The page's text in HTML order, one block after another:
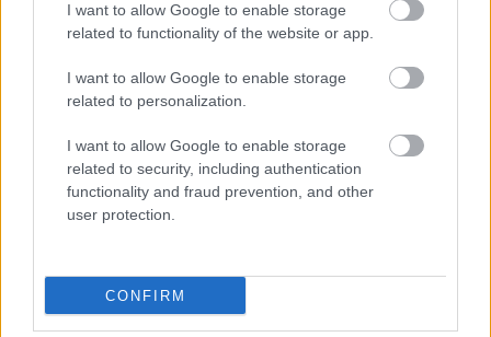
I want to allow Google to enable storage
related to functionality of the website or app.
I want to allow Google to enable storage
related to personalization.
I want to allow Google to enable storage
related to security, including authentication
functionality and fraud prevention, and other
user protection.
CONFIRM
Megint rengeteg horrorfilmet néztünk - PuliCast